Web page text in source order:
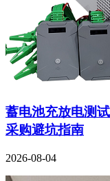
蓄电池充放电测
采购避坑指南
2026-08-04